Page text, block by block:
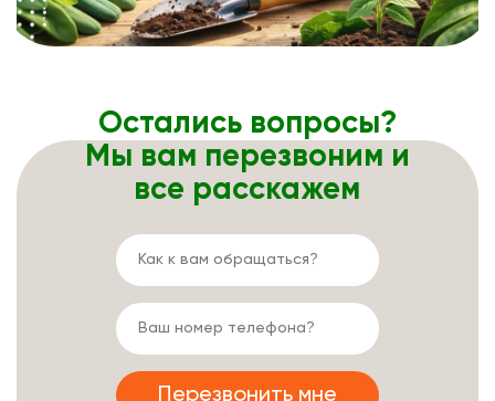
Остались вопросы?
Мы вам перезвоним и
все расскажем